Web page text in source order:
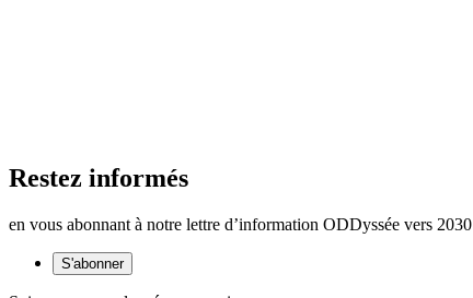
Restez informés
en vous abonnant à notre lettre d’information ODDyssée vers 2030
S'abonner